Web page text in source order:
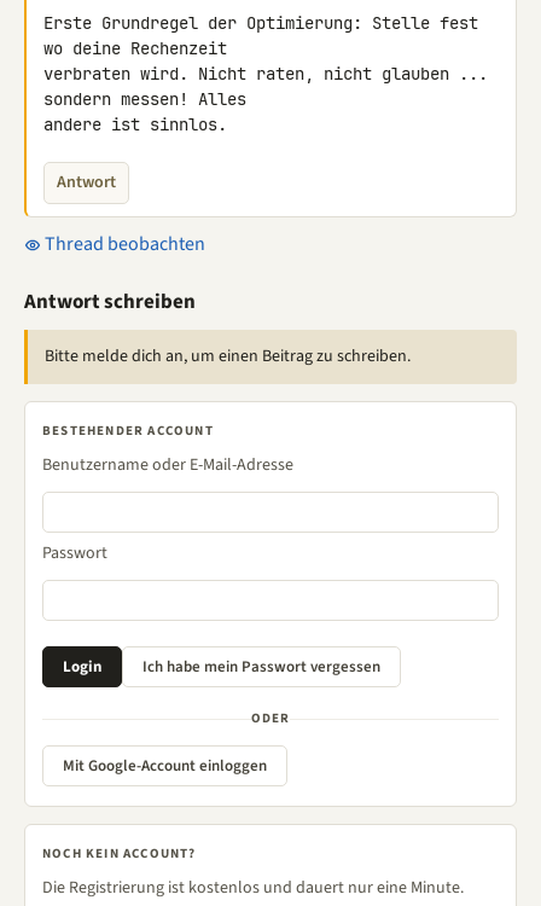
Erste Grundregel der Optimierung: Stelle fest
wo deine Rechenzeit
verbraten wird. Nicht raten, nicht glauben ...
sondern messen! Alles
andere ist sinnlos.
Antwort
Thread beobachten
Antwort schreiben
Bitte melde dich an, um einen Beitrag zu schreiben.
BESTEHENDER ACCOUNT
Benutzername oder E-Mail-Adresse
Passwort
ODER
Mit Google-Account einloggen
NOCH KEIN ACCOUNT?
Die Registrierung ist kostenlos und dauert nur eine Minute.